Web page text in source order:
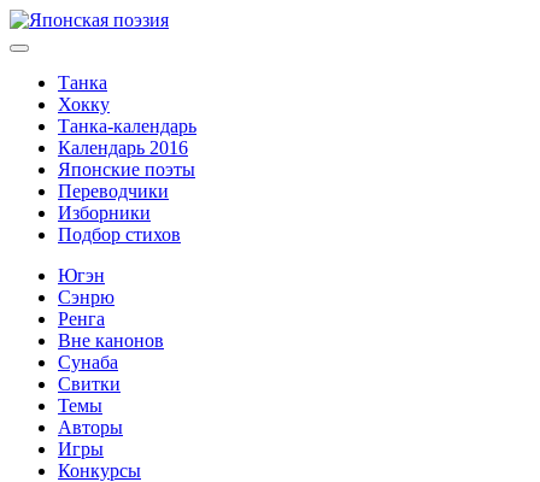
Танка
Хокку
Танка-календарь
Календарь 2016
Японские поэты
Переводчики
Изборники
Подбор стихов
Югэн
Сэнрю
Ренга
Вне канонов
Сунаба
Свитки
Темы
Авторы
Игры
Конкурсы